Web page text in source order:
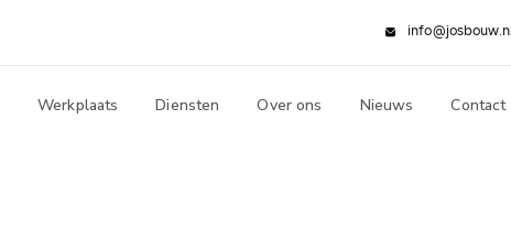
info@josbouw.nl
Werkplaats Diensten Over ons Nieuws Contact